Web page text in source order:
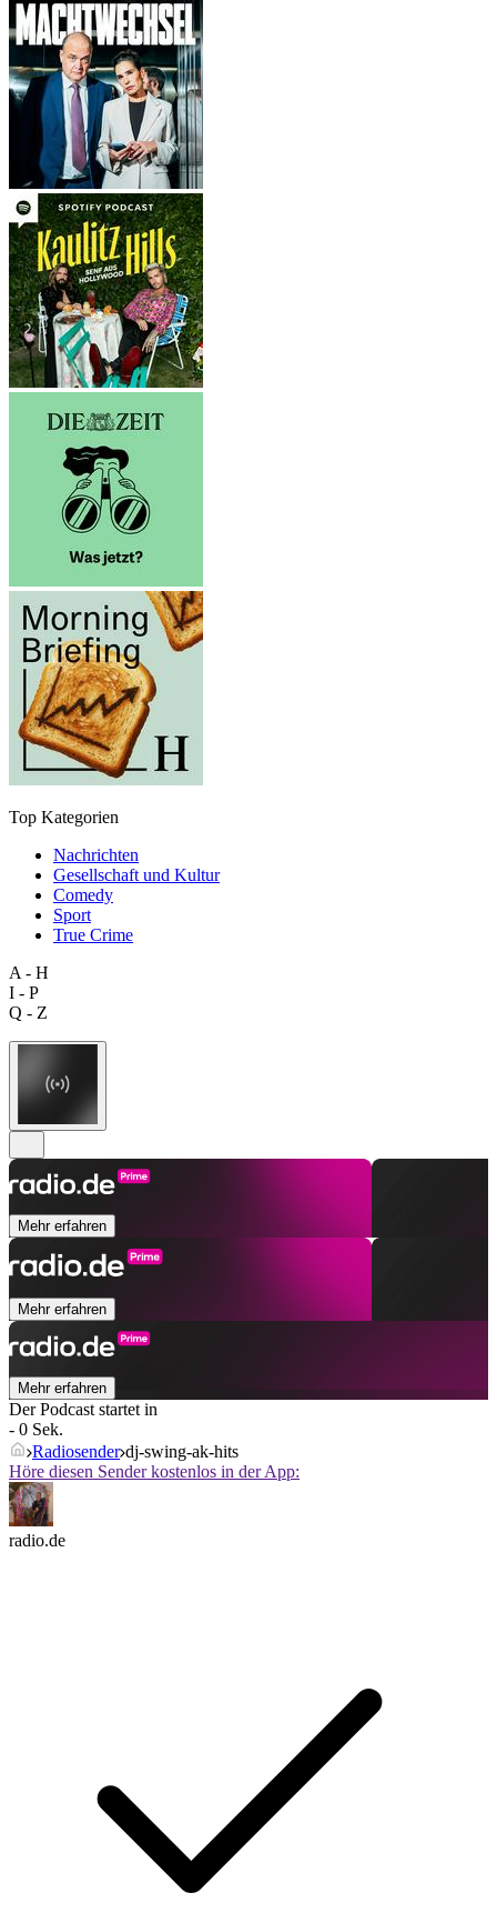
Top Kategorien
Nachrichten
Gesellschaft und Kultur
Comedy
Sport
True Crime
A - H
I - P
Q - Z
Mehr erfahren
Mehr erfahren
Mehr erfahren
Der Podcast startet in
- 0 Sek.
Radiosender dj-swing-ak-hits
Höre diesen Sender kostenlos in der App:
radio.de